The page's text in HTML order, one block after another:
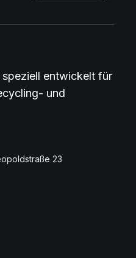
entwickelt für
und
23